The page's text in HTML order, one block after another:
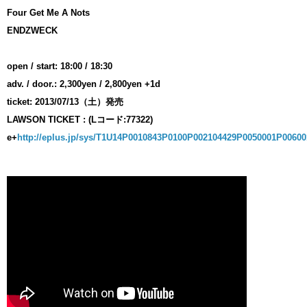
Four Get Me A Nots
ENDZWECK
open / start: 18:00 / 18:30
adv. / door.: 2,300yen / 2,800yen +1d
ticket: 2013/07/13（土）発売
LAWSON TICKET : (Lコード:77322)
e+ http://eplus.jp/sys/